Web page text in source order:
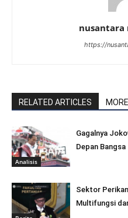
nusantara
https://
RELATED ARTICLES
Analisis
Gagalnya
Depan Bangsa
Sektor
Multifungsi